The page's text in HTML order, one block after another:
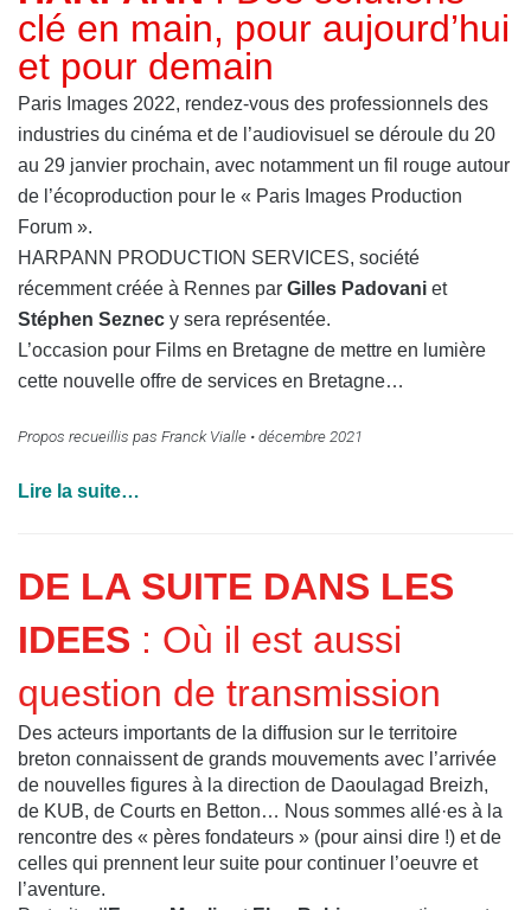
clé en main, pour aujourd’hui
et pour demain
Paris Images 2022, rendez-vous des professionnels des
industries du cinéma et de l’audiovisuel se déroule du 20
au 29 janvier prochain, avec notamment un fil rouge autour
de l’écoproduction pour le « Paris Images Production
Forum ».
HARPANN PRODUCTION SERVICES, société
récemment créée à Rennes par Gilles Padovani et
Stéphen Seznec y sera représentée.
L’occasion pour Films en Bretagne de mettre en lumière
cette nouvelle offre de services en Bretagne…
Propos recueillis pas Franck Vialle • décembre 2021
Lire la suite…
DE LA SUITE DANS LES
IDEES : Où il est aussi
question de transmission
Des acteurs importants de la diffusion sur le territoire
breton connaissent de grands mouvements avec l’arrivée
de nouvelles figures à la direction de Daoulagad Breizh,
de KUB, de Courts en Betton… Nous sommes allé·es à la
rencontre des « pères fondateurs » (pour ainsi dire !) et de
celles qui prennent leur suite pour continuer l’oeuvre et
l’aventure.